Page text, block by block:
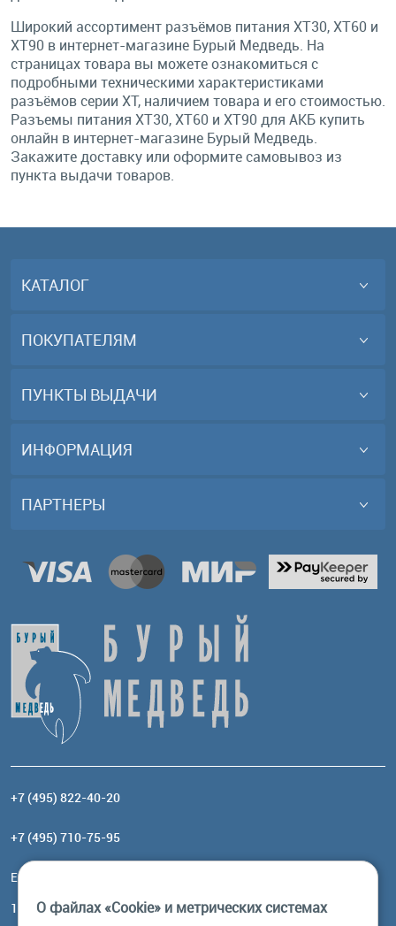
Широкий ассортимент разъёмов питания XT30, XT60 и
XT90 в интернет-магазине Бурый Медведь. На
страницах товара вы можете ознакомиться с
подробными техническими характеристиками
разъёмов серии XT, наличием товара и его стоимостью.
Разъемы питания XT30, XT60 и XT90 для АКБ купить
онлайн в интернет-магазине Бурый Медведь.
Закажите доставку или оформите самовывоз из
пункта выдачи товаров.
КАТАЛОГ
ПОКУПАТЕЛЯМ
ПУНКТЫ ВЫДАЧИ
ИНФОРМАЦИЯ
ПАРТНЕРЫ
+7 (495) 822-40-20
+7 (495) 710-75-95
Email:
117485, Москва, ул. Профсоюзная, 84/32, корп 1
О файлах «Cookie» и метрических системах